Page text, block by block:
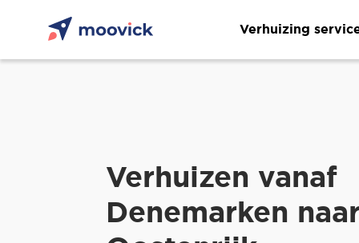
Verhuizing
Verhuizen vanaf
Denemarken